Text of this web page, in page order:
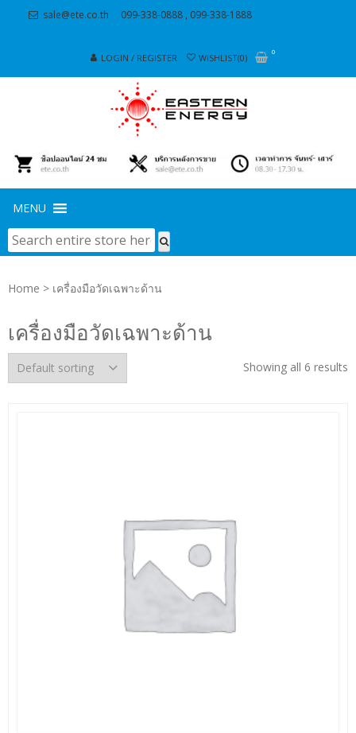
sale@ete.co.th 099-338-0888 , 099-338-1888
LOGIN / REGISTER WISHLIST(0)
0
MENU
Home > เครื่องมือวัดเฉพาะด้าน
เครื่องมือวัดเฉพาะด้าน
Showing all 6 results